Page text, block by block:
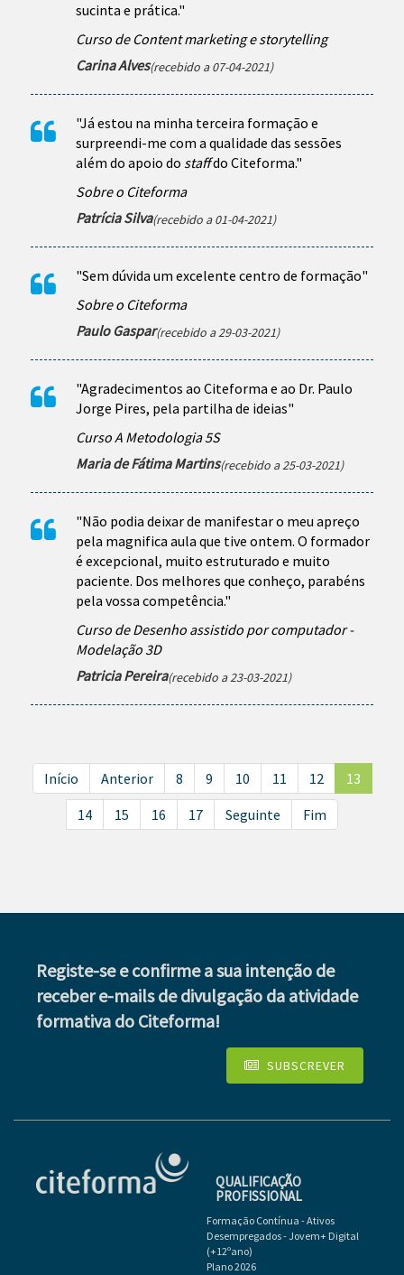
sucinta e prática."
Curso de Content marketing e storytelling
Carina Alves(recebido a 07-04-2021)
"Já estou na minha terceira formação e
surpreendi-me com a qualidade das sessões
além do apoio do staffdo Citeforma."
Sobre o Citeforma
Patrícia Silva(recebido a 01-04-2021)
"Sem dúvida um excelente centro de formação"
Sobre o Citeforma
Paulo Gaspar(recebido a 29-03-2021)
"Agradecimentos ao Citeforma e ao Dr. Paulo
Jorge Pires, pela partilha de ideias"
Curso A Metodologia 5S
Maria de Fátima Martins(recebido a 25-03-2021)
"Não podia deixar de manifestar o meu apreço
pela magnifica aula que tive ontem. O formador
é excepcional, muito estruturado e muito
paciente. Dos melhores que conheço, parabéns
pela vossa competência."
Curso de Desenho assistido por computador -
Modelação 3D
Patricia Pereira(recebido a 23-03-2021)
Início Anterior 8 9 10 11 12
13
14
15 16 17 Seguinte Fim
Registe-se e confirme a sua intenção de
receber e-mails de divulgação da atividade
formativa do Citeforma!
SUBSCREVER
QUALIFICAÇÃO
PROFISSIONAL
Formação Contínua - Ativos
Desempregados - Jovem+ Digital
(+12ºano)
Plano 2026